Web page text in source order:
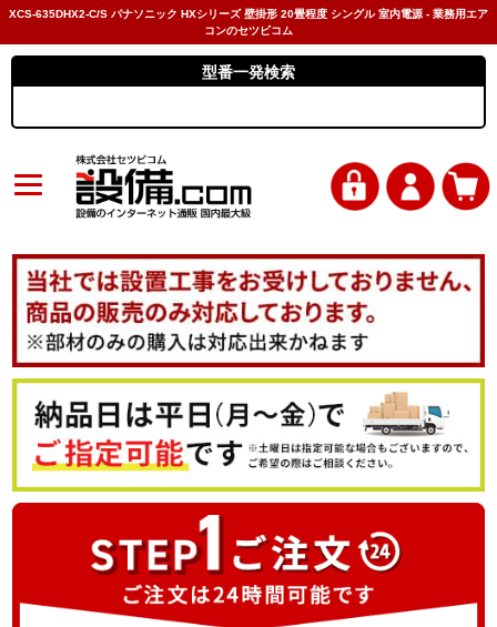
XCS-635DHX2-C/S パナソニック HXシリーズ 壁掛形 20畳程度 シングル 室内電源 - 業務用エア
コンのセツビコム
型番一発検索